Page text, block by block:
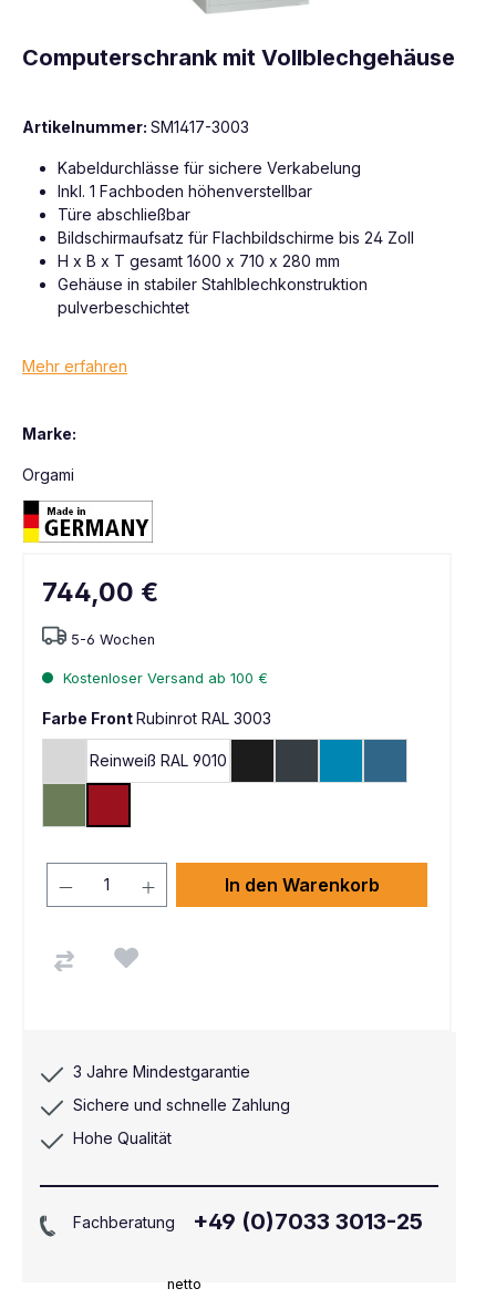
Computerschrank mit Vollblechgehäuse
Artikelnummer: SM1417-3003
Kabeldurchlässe für sichere Verkabelung
Inkl. 1 Fachboden höhenverstellbar
Türe abschließbar
Bildschirmaufsatz für Flachbildschirme bis 24 Zoll
H x B x T gesamt 1600 x 710 x 280 mm
Gehäuse in stabiler Stahlblechkonstruktion
pulverbeschichtet
Mehr erfahren
Marke:
Orgami
744,00 €
netto
5-6 Wochen
Kostenloser Versand ab 100 €
Farbe FrontRubinrot RAL 3003
Reinweiß RAL 9010
In den Warenkorb
3 Jahre Mindestgarantie
Sichere und schnelle Zahlung
Hohe Qualität
Fachberatung +49 (0)7033 3013-25